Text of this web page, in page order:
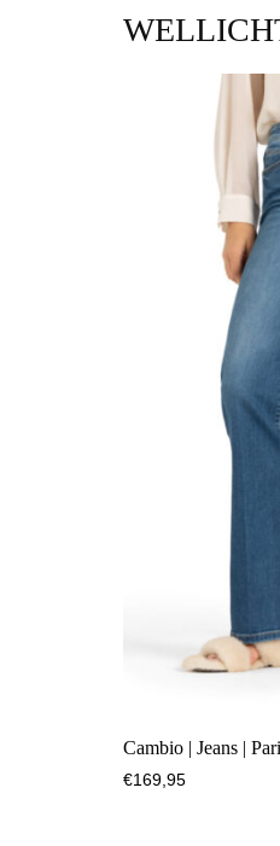
Cambio | Jeans |
€169,95